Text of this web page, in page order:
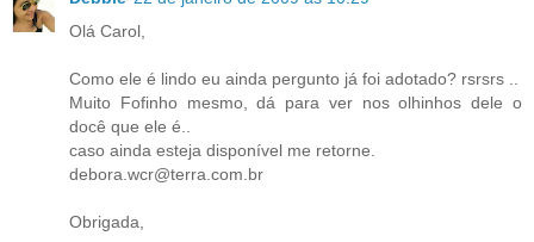
Olá Carol,
Como ele é lindo eu ainda pergunto já foi adotado? rsrsrs ..
Muito Fofinho mesmo, dá para ver nos olhinhos dele o
docê que ele é..
caso ainda esteja disponível me retorne.
debora.wcr@terra.com.br
Obrigada,